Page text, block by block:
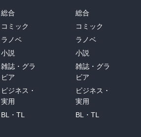
総合
コミック
ラノベ
小説
雑誌・グラ
ビア
ビジネス・
実用
BL・TL
総合
コミック
ラノベ
小説
雑誌・グラ
ビア
ビジネス・
実用
BL・TL